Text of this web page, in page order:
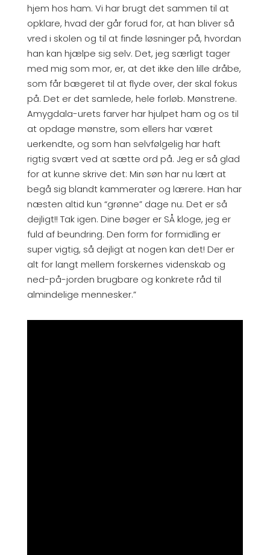
hjem hos ham. Vi har brugt det sammen til at
opklare, hvad der går forud for, at han bliver så
vred i skolen og til at finde løsninger på, hvordan
han kan hjælpe sig selv. Det, jeg særligt tager
med mig som mor, er, at det ikke den lille dråbe,
som får bægeret til at flyde over, der skal fokus
på. Det er det samlede, hele forløb. Mønstrene.
Amygdala-urets farver har hjulpet ham og os til
at opdage mønstre, som ellers har været
uerkendte, og som han selvfølgelig har haft
rigtig svært ved at sætte ord på. Jeg er så glad
for at kunne skrive det: Min søn har nu lært at
begå sig blandt kammerater og lærere. Han har
næsten altid kun “grønne” dage nu. Det er så
dejligt!! Tak igen. Dine bøger er SÅ kloge, jeg er
fuld af beundring. Den form for formidling er
super vigtig, så dejligt at nogen kan det! Der er
alt for langt mellem forskernes videnskab og
ned-på-jorden brugbare og konkrete råd til
almindelige mennesker.”